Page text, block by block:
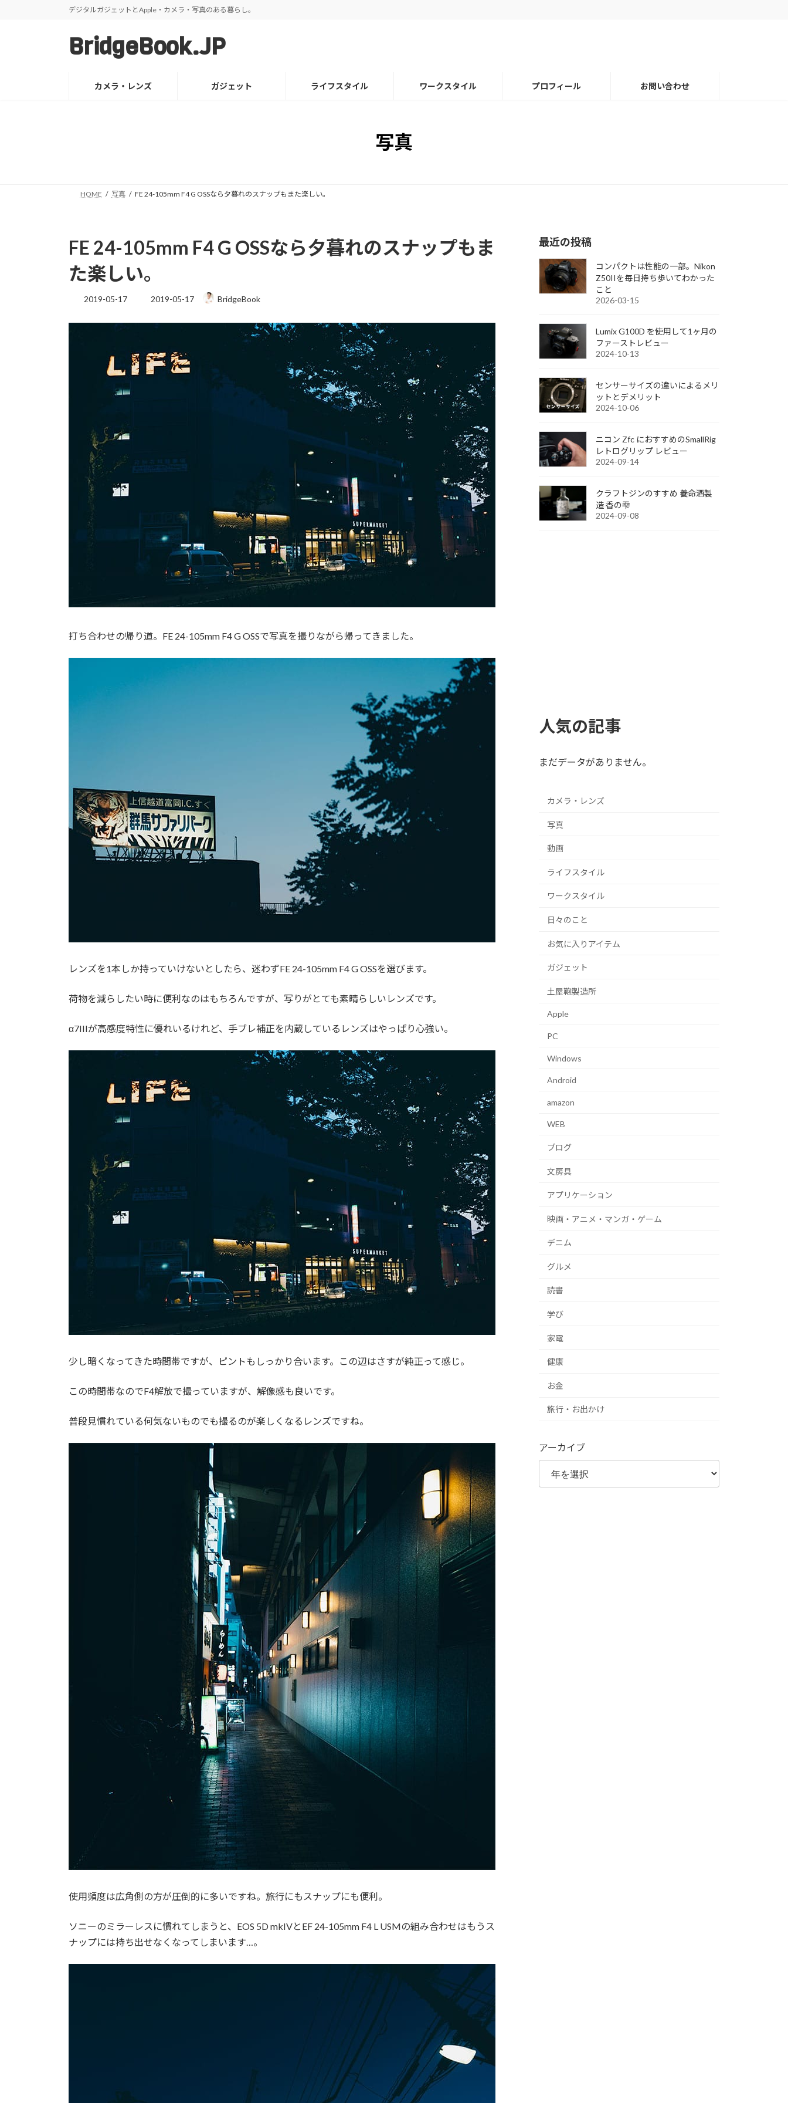
デジタルガジェットとApple・カメラ・写真のある暮らし。
BridgeBook.JP
カメラ・レンズ ガジェット ライフスタイル ワークスタイル プロフィール お問い合わせ
写真
HOME 写真 FE 24-105mm F4 G OSSなら夕暮れのスナップもまた楽しい。
FE 24-105mm F4 G OSSなら夕暮れのスナップもま
た楽しい。
2019-05-17
最
時
:
2019-05-17 BridgeBook
打ち合わせの帰り道。FE 24-105mm F4 G OSSで写真を撮りながら帰ってきました。
レンズを1本しか持っていけないとしたら、迷わずFE 24-105mm F4 G OSSを選びます。
荷物を減らしたい時に便利なのはもちろんですが、写りがとても素晴らしいレンズです。
α7IIIが高感度特性に優れいるけれど、手ブレ補正を内蔵しているレンズはやっぱり心強い。
少し暗くなってきた時間帯ですが、ピントもしっかり合います。この辺はさすが純正って感じ。
この時間帯なのでF4解放で撮っていますが、解像感も良いです。
普段見慣れている何気ないものでも撮るのが楽しくなるレンズですね。
使用頻度は広角側の方が圧倒的に多いですね。旅行にもスナップにも便利。
ソニーのミラーレスに慣れてしまうと、EOS 5D mkIVとEF 24-105mm F4 L USMの組み合わせはもうス
ナップには持ち出せなくなってしまいます…。
最近の投稿
コンパクトは性能の一部。Nikon
Z50IIを毎日持ち歩いてわかった
こと
2026-03-15
Lumix G100D を使用して1ヶ月の
ファーストレビュー
2024-10-13
センサーサイズの違いによるメリ
ットとデメリット
2024-10-06
ニコン Zfc におすすめのSmallRig
レトログリップ レビュー
2024-09-14
クラフトジンのすすめ 養命酒製
造 香の雫
2024-09-08
人気の記事
まだデータがありません。
カメラ・レンズ
写真
動画
ライフスタイル
ワークスタイル
日々のこと
お気に入りアイテム
ガジェット
土屋鞄製造所
Apple
PC
Windows
Android
amazon
WEB
ブログ
文房具
アプリケーション
映画・アニメ・マンガ・ゲーム
デニム
グルメ
読書
学び
家電
健康
お金
旅行・お出かけ
アーカイブ